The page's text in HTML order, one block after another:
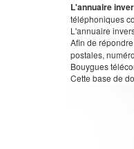
L'annuaire
téléphoniques
L'annuaire
Afin de
postales,
Bouygues
Cette base de